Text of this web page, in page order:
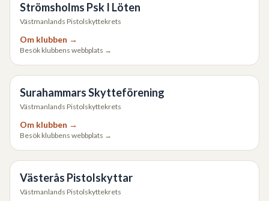
Strömsholms Psk I Löten
Västmanlands Pistolskyttekrets
Om klubben →
Besök klubbens webbplats →
Surahammars Skytteförening
Västmanlands Pistolskyttekrets
Om klubben →
Besök klubbens webbplats →
Västerås Pistolskyttar
Västmanlands Pistolskyttekrets